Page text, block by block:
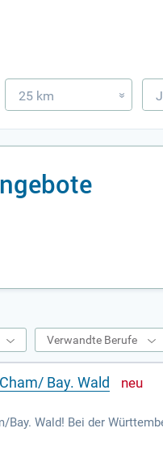
25 km »
Verwandte Berufe
Bay. Wald
Wald! Bei der
bist für die Führung und